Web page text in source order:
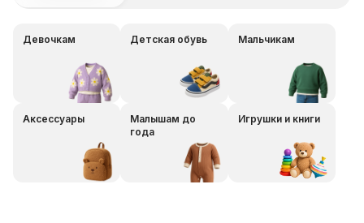
Девочкам Детская обувь Мальчикам
Аксессуары
Малышам до
года
Игрушки и книги